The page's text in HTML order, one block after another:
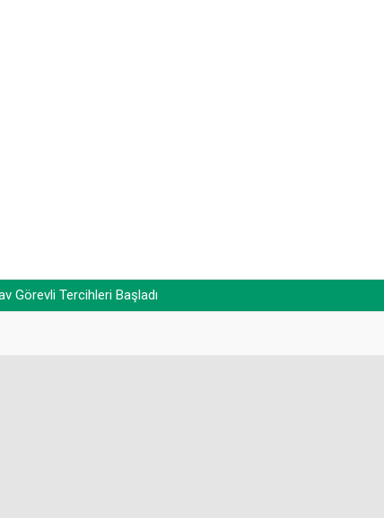
Görevli Tercihleri Başladı
Dr. Yaşar Zorlu’nun babası Durmuş Zorlu’nun vefatı)